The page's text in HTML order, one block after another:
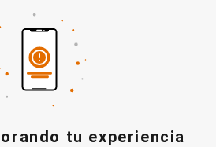
tu experiencia